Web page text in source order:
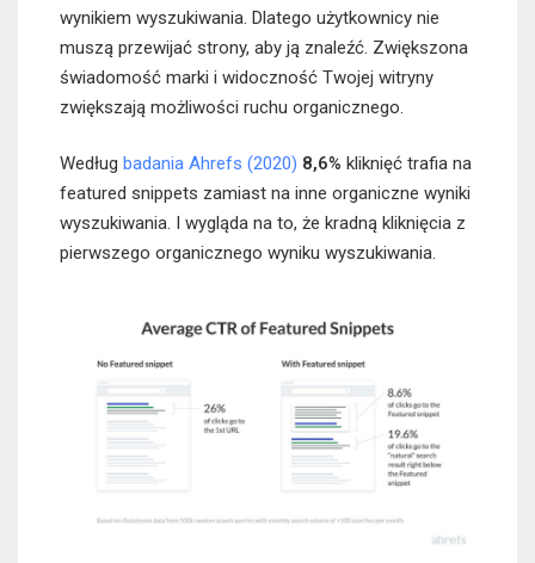
wynikiem wyszukiwania. Dlatego użytkownicy nie
muszą przewijać strony, aby ją znaleźć. Zwiększona
świadomość marki i widoczność Twojej witryny
zwiększają możliwości ruchu organicznego.
Według badania Ahrefs (2020) 8,6% kliknięć trafia na
featured snippets zamiast na inne organiczne wyniki
wyszukiwania. I wygląda na to, że kradną kliknięcia z
pierwszego organicznego wyniku wyszukiwania.